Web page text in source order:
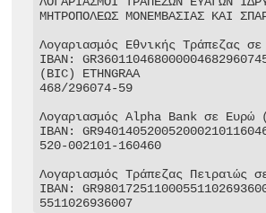
ΜΗΤΡΟΠΟΛΕΩΣ ΜΟΝΕΜΒΑΣΙΑΣ ΚΑΙ
Λογαριασμός Εθνικής Τράπεζας
IBAN:
(BIC) ETHNGRAA
468/296074-59
Λογαριασμός Alpha Bank σε
IBAN:
520-002101-160460
Λογαριασμός Τράπεζας Πειραιώς
IBAN:
5511026936007